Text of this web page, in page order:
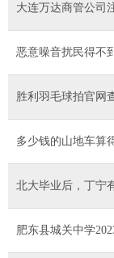
大连万达商管公司
恶意噪音扰民得不
胜利羽毛球拍官网
多少钱的山地车算
北大毕业后，丁宁
肥东县城关中学